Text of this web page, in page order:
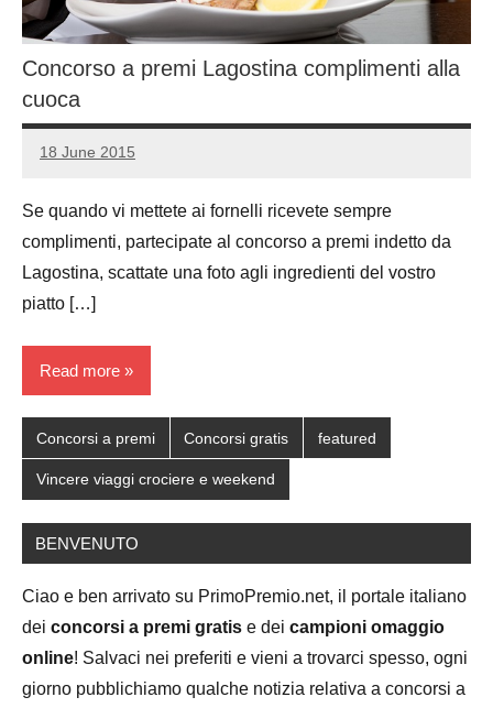
Concorso a premi Lagostina complimenti alla
cuoca
18 June 2015
Luca
No
Se quando vi mettete ai fornelli ricevete sempre
complimenti, partecipate al concorso a premi indetto da
Lagostina, scattate una foto agli ingredienti del vostro
piatto […]
Read more
Concorsi a premi Concorsi gratis featured
Vincere viaggi crociere e weekend
BENVENUTO
Ciao e ben arrivato su PrimoPremio.net, il portale italiano
dei concorsi a premi gratis e dei campioni omaggio
online! Salvaci nei preferiti e vieni a trovarci spesso, ogni
giorno pubblichiamo qualche notizia relativa a concorsi a